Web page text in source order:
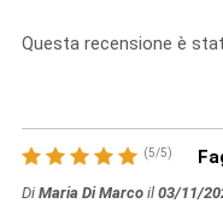
Questa recensione è
(5/5)
Di Maria Di Marco il 03/11/